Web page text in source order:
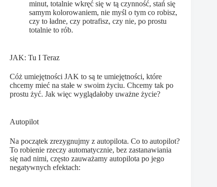
minut, totalnie wkręć się w tą czynność, stań się
samym kolorowaniem, nie myśl o tym co robisz,
czy to ładne, czy potrafisz, czy nie, po prostu
totalnie to rób.
JAK: Tu I Teraz
Cóż umiejętności JAK to są te umiejętności, które
chcemy mieć na stałe w swoim życiu. Chcemy tak po
prostu żyć. Jak więc wyglądałoby uważne życie?
Autopilot
Na początek zrezygnujmy z autopilota. Co to autopilot?
To robienie rzeczy automatycznie, bez zastanawiania
się nad nimi, często zauważamy autopilota po jego
negatywnych efektach: